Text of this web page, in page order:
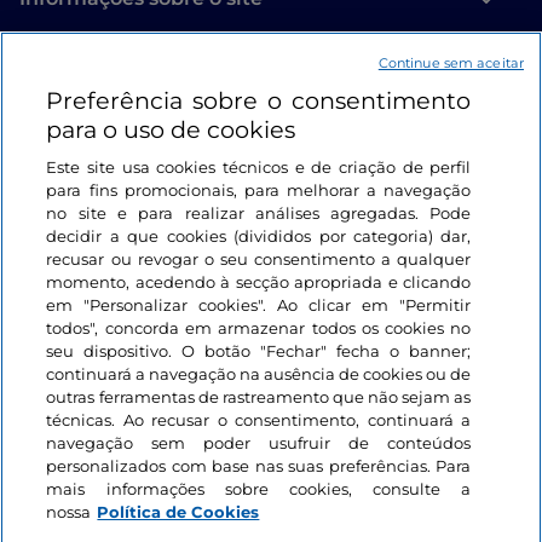
A cerca de 5 km de Roghudi Vecchio, na direção de
Geosito Rocca del Draco. No
meio da paisagem selvagem do Parque Nacional de
Aspromonte, encontra-se um misterioso
monumento natural chamado Rocca del Draco. Em
forma de cabeça quadrada, com dois círculos no
centro que lembram olhos, a formação rochosa
inspirou muitas lendas. Uma delas diz que abrigava
um dragão a guardar um tesouro. A única maneira
de se apossar do tesouro era oferecer ao dragão um
sacrifício de três seres do sexo masculino: um gato
preto, uma cabra e uma criança.
Nas proximidades, as Caldaie del Lattesão outra
formação rochosa intrigante. Sete pequenas pedras
esféricas esculpidas num único bloco de rocha friável
onde, segundo a lenda, os habitantes ferviam leite
em panelas gigantes para servi-lo ao dragão, para
Iniciar sessão
Mantenha-se em contacto
Preferência sobre o consentimento
para o uso de cookies
Este site usa cookies técnicos e de criação de perfil
para fins promocionais, para melhorar a navegação
no site e para realizar análises agregadas. Pode
decidir a que cookies (divididos por categoria) dar,
recusar ou revogar o seu consentimento a qualquer
momento, acedendo à secção apropriada e clicando
em "Personalizar cookies". Ao clicar em "Permitir
todos", concorda em armazenar todos os cookies no
seu dispositivo. O botão "Fechar" fecha o banner;
continuará a navegação na ausência de cookies ou de
outras ferramentas de rastreamento que não sejam as
técnicas. Ao recusar o consentimento, continuará a
navegação sem poder usufruir de conteúdos
personalizados com base nas suas preferências. Para
mais informações sobre cookies, consulte a
nossa Política de Cookies
Continue sem aceitar